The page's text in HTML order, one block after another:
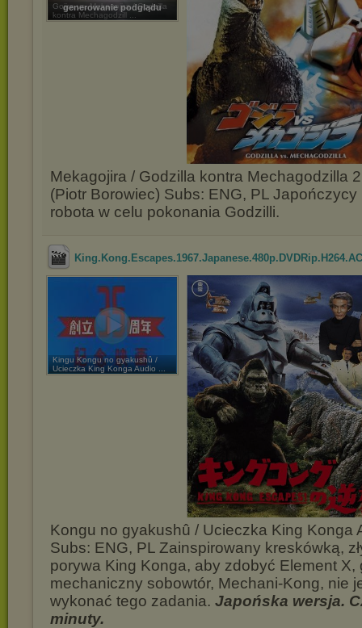
generowanie podglądu
Gojira vs. Mekagojira / Godzilla
kontra Mechagodzill ...
Mekagojira / Godzilla kontra Mechagodzilla
(Piotr Borowiec) Subs: ENG, PL
robota w celu pokonania Godzilli.
Kingu Kongu no gyakushû /
Ucieczka King Konga Audio ...
Kongu no gyakushû / Ucieczka King Konga
Subs: ENG, PL Zainspirowany kreskówką,
porywa King Konga, aby zdobyć Element X,
mechaniczny sobowtór, Mechani-Kong, nie
wykonać tego zadania. Japońska wersja.
minuty.